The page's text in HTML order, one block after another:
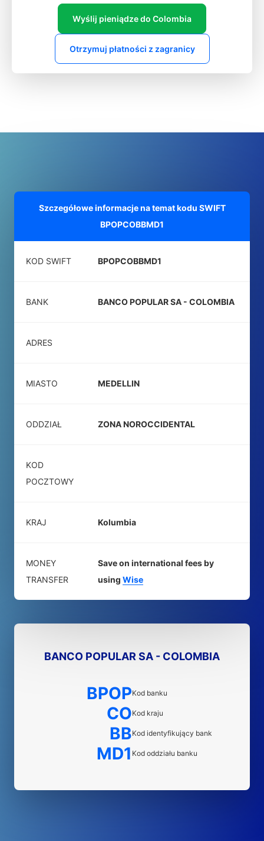
Wyślij pieniądze do Colombia
Otrzymuj płatności z zagranicy
Szczegółowe informacje na temat kodu SWIFT
BPOPCOBBMD1
KOD SWIFT BPOPCOBBMD1
BANK BANCO POPULAR SA - COLOMBIA
ADRES
MIASTO MEDELLIN
ODDZIAŁ ZONA NOROCCIDENTAL
KOD
POCZTOWY
KRAJ Kolumbia
MONEY
TRANSFER
Save on international fees by
using Wise
BANCO POPULAR SA - COLOMBIA
BPOPKod banku
COKod kraju
BBKod identyfikujący bank
MD1 Kod oddziału banku